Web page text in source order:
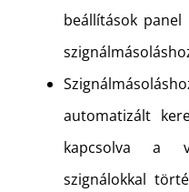
beállítások panel
automatizált
kapcsolva a
szignálokkal